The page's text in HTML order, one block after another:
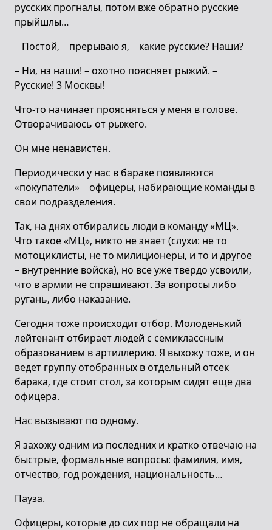
русских прогналы, потом вже обратно русские
прыйшлы…
– Постой, – прерываю я, – какие русские? Наши?
– Ни, нэ наши! – охотно поясняет рыжий. –
Русские! 3 Москвы!
Что-то начинает проясняться у меня в голове.
Отворачиваюсь от рыжего.
Он мне ненавистен.
Периодически у нас в бараке появляются
«покупатели» – офицеры, набирающие команды в
свои подразделения.
Так, на днях отбирались люди в команду «МЦ».
Что такое «МЦ», никто не знает (слухи: не то
мотоциклисты, не то милиционеры, и то и другое
– внутренние войска), но все уже твердо усвоили,
что в армии не спрашивают. За вопросы либо
ругань, либо наказание.
Сегодня тоже происходит отбор. Молоденький
лейтенант отбирает людей с семиклассным
образованием в артиллерию. Я выхожу тоже, и он
ведет группу отобранных в отдельный отсек
барака, где стоит стол, за которым сидят еще два
офицера.
Нac вызывают по одному.
Я захожу одним из последних и кратко отвечаю на
быстрые, формальные вопросы: фамилия, имя,
отчество, год рождения, национальность…
Пауза.
Офицеры, которые до сих пор не обращали на